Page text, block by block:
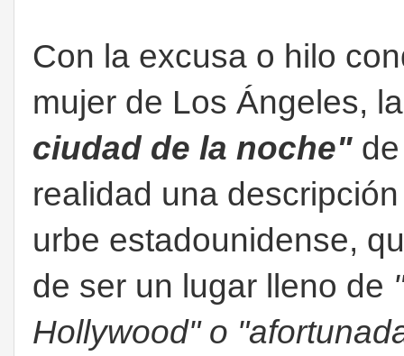
Con la excusa o hilo
mujer de Los Ángeles,
ciudad de la noche"
realidad una
urbe estadounidense,
de ser un lugar lleno de
Hollywood" o